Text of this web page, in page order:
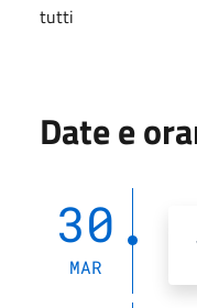
tutti
Date e
30
MAR